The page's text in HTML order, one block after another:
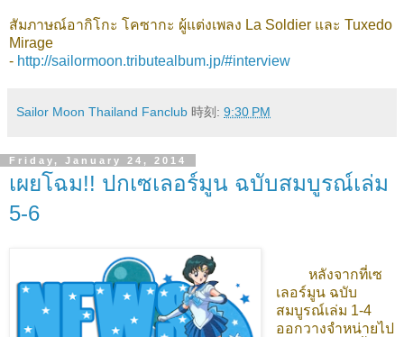
สัมภาษณ์อากิโกะ โคซากะ ผู้แต่งเพลง La Soldier และ Tuxedo
Mirage
- http://sailormoon.tributealbum.jp/#interview
Sailor Moon Thailand Fanclub 時刻: 9:30 PM
Friday, January 24, 2014
เผยโฉม!! ปกเซเลอร์มูน ฉบับสมบูรณ์เล่ม
5-6
หลังจากที่เซ
เลอร์มูน ฉบับ
สมบูรณ์เล่ม 1-4
ออกวางจำหน่ายไป